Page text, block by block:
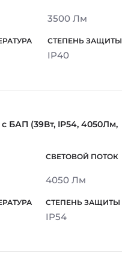
3500 Лм
IP40
БАП (39Вт, IP54, 4050Лм,
4050 Лм
IP54